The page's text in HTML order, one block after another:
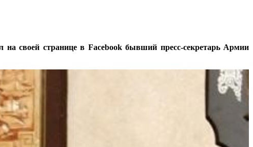
своей странице в Facebook бывший пресс-секретарь Армии